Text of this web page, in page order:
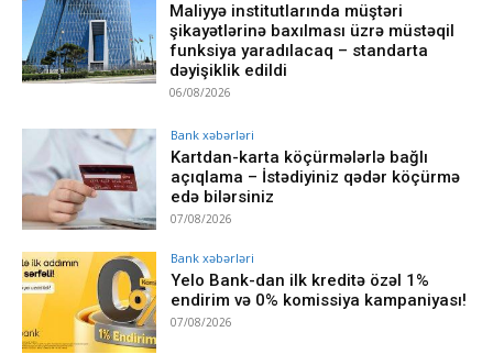
Maliyyə institutlarında müştəri
şikayətlərinə baxılması üzrə müstəqil
funksiya yaradılacaq – standarta
dəyişiklik edildi
06/08/2026
Bank xəbərləri
Kartdan-karta köçürmələrlə bağlı
açıqlama – İstədiyiniz qədər köçürmə
edə bilərsiniz
07/08/2026
Bank xəbərləri
Yelo Bank-dan ilk kreditə özəl 1%
endirim və 0% komissiya kampaniyası!
07/08/2026